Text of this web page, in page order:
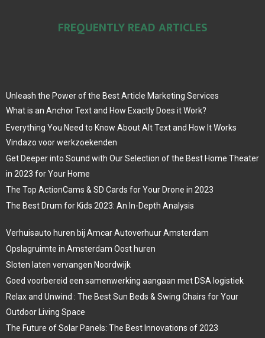
FREQUENTLY READ ARTICLES
Unleash the Power of the Best Article Marketing Services
What is an Anchor Text and How Exactly Does it Work?
Everything You Need to Know About Alt Text and How It Works
Vindazo voor werkzoekenden
Get Deeper into Sound with Our Selection of the Best Home Theater
in 2023 for Your Home
The Top ActionCams & SD Cards for Your Drone in 2023
The Best Drum for Kids 2023: An In-Depth Analysis
Verhuisauto huren bij Amcar Autoverhuur Amsterdam
Opslagruimte in Amsterdam Oost huren
Sloten laten vervangen Noordwijk
Goed voorbereid een samenwerking aangaan met DSA logistiek
Relax and Unwind : The Best Sun Beds & Swing Chairs for Your
Outdoor Living Space
The Future of Solar Panels: The Best Innovations of 2023